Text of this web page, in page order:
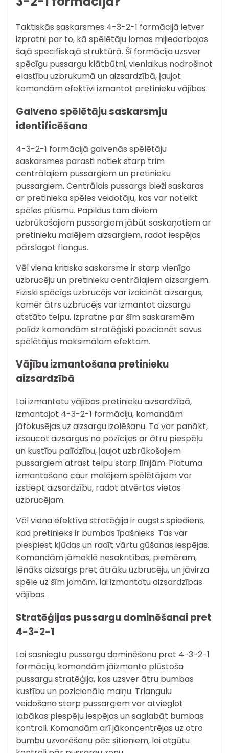
Taktiskās saskarsmes 4-3-2-1 formācijā ietver
izpratni par to, kā spēlētāju lomas mijiedarbojas
šajā specifiskajā struktūrā. Šī formācija uzsver
spēcīgu pussargu klātbūtni, vienlaikus nodrošinot
elastību uzbrukumā un aizsardzībā, ļaujot
komandām efektīvi izmantot pretinieku vājības.
Galveno spēlētāju saskarsmju
identificēšana
4-3-2-1 formācijā galvenās spēlētāju
saskarsmes parasti notiek starp trim
centrālajiem pussargiem un pretinieku
pussargiem. Centrālais pussargs bieži saskaras
ar pretinieka spēles veidotāju, kas var noteikt
spēles plūsmu. Papildus tam diviem
uzbrūkošajiem pussargiem jābūt saskaņotiem ar
pretinieku malējiem aizsargiem, radot iespējas
pārslogot flangus.
Vēl viena kritiska saskarsme ir starp vienīgo
uzbrucēju un pretinieku centrālajiem aizsargiem.
Fiziski spēcīgs uzbrucējs var izaicināt aizsargus,
kamēr ātrs uzbrucējs var izmantot aizsargu
atstāto telpu. Izpratne par šīm saskarsmēm
palīdz komandām stratēģiski pozicionēt savus
spēlētājus maksimālam efektam.
Vājību izmantošana pretinieku
aizsardzībā
Lai izmantotu vājības pretinieku aizsardzībā,
izmantojot 4-3-2-1 formāciju, komandām
jāfokusējas uz aizsargu izolēšanu. To var panākt,
izsaucot aizsargus no pozīcijas ar ātru piespēļu
un kustību palīdzību, ļaujot uzbrūkošajiem
pussargiem atrast telpu starp līnijām. Platuma
izmantošana caur malējiem spēlētājiem var
izstiept aizsardzību, radot atvērtas vietas
uzbrucējam.
Vēl viena efektīva stratēģija ir augsts spiediens,
kad pretinieks ir bumbas īpašnieks. Tas var
piespiest kļūdas un radīt vārtu gūšanas iespējas.
Komandām jāmeklē nesakritības, piemēram,
lēnāks aizsargs pret ātrāku uzbrucēju, un jāvirza
spēle uz šīm jomām, lai izmantotu aizsardzības
vājības.
Stratēģijas pussargu dominēšanai pret
4-3-2-1
Lai sasniegtu pussargu dominēšanu pret 4-3-2-1
formāciju, komandām jāizmanto plūstoša
pussargu stratēģija, kas uzsver ātru bumbas
kustību un pozicionālo maiņu. Triangulu
veidošana starp pussargiem var atvieglot
labākas piespēļu iespējas un saglabāt bumbas
kontroli. Komandām arī jākoncentrējas uz otro
bumbu uzvarēšanu pēc sitieniem, lai atgūtu